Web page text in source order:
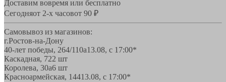
Доставим вовремя или бесплатно
Сегодняот 2-х часовот 90 ₽
Самовывоз из магазинов:
г.Ростов-на-Дону
40-лет победы, 264/110а13.08, с 17:00*
Каскадная, 722 шт
Королева, 30а6 шт
Красноармейская, 14413.08, с 17:00*